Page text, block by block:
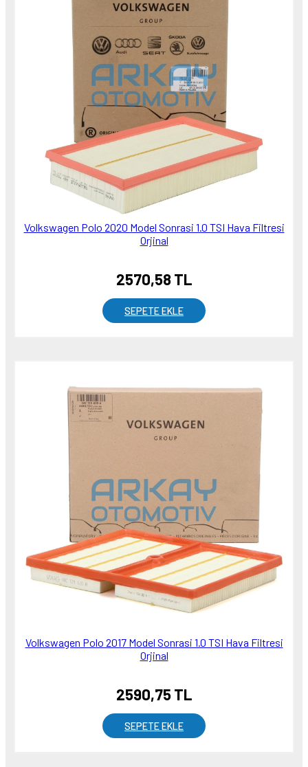
Volkswagen Polo 2020 Model Sonrasi 1.0 TSI Hava Filtresi
Orjinal
2570,58 TL
SEPETE EKLE
Volkswagen Polo 2017 Model Sonrasi 1.0 TSI Hava Filtresi
Orjinal
2590,75 TL
SEPETE EKLE